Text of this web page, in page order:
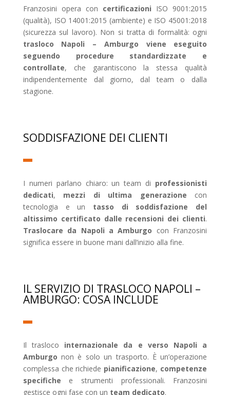
Franzosini opera con certificazioni ISO 9001:2015
(qualità), ISO 14001:2015 (ambiente) e ISO 45001:2018
(sicurezza sul lavoro). Non si tratta di formalità: ogni
trasloco Napoli – Amburgo viene eseguito
seguendo procedure standardizzate e
controllate, che garantiscono la stessa qualità
indipendentemente dal giorno, dal team o dalla
stagione.
SODDISFAZIONE DEI CLIENTI
I numeri parlano chiaro: un team di professionisti
dedicati, mezzi di ultima generazione con
tecnologia e un tasso di soddisfazione del
altissimo certificato dalle recensioni dei clienti.
Traslocare da Napoli a Amburgo con Franzosini
significa essere in buone mani dall’inizio alla fine.
IL SERVIZIO DI TRASLOCO NAPOLI –
AMBURGO: COSA INCLUDE
Il trasloco internazionale da e verso Napoli a
Amburgo non è solo un trasporto. È un’operazione
complessa che richiede pianificazione, competenze
specifiche e strumenti professionali. Franzosini
gestisce ogni fase con un team dedicato.